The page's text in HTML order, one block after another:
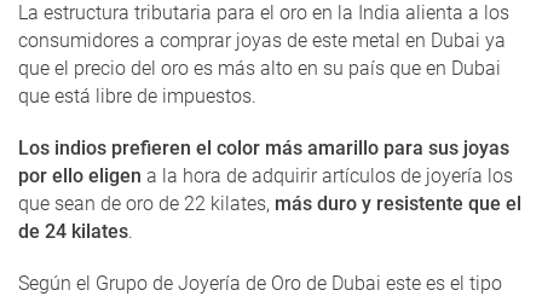
La estructura tributaria para el oro en la India alienta a los
consumidores a comprar joyas de este metal en Dubai ya
que el precio del oro es más alto en su país que en Dubai
que está libre de impuestos.
Los indios prefieren el color más amarillo para sus joyas
por ello eligen a la hora de adquirir artículos de joyería los
que sean de oro de 22 kilates, más duro y resistente que el
de 24 kilates.
Según el Grupo de Joyería de Oro de Dubai este es el tipo